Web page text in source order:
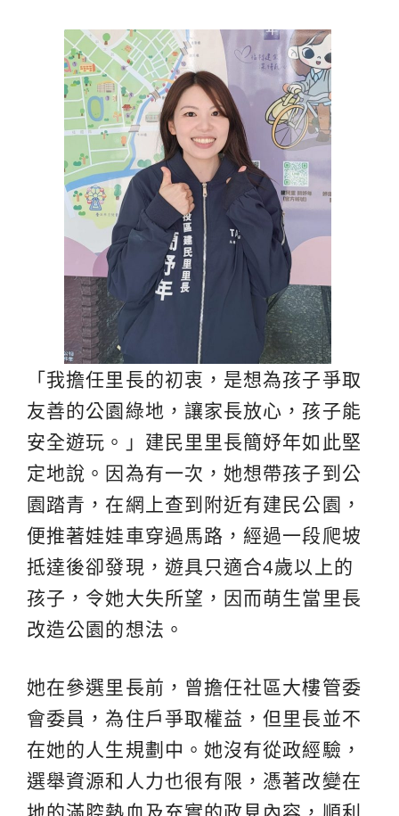
「我擔任里長的初衷，是想為孩子爭取
友善的公園綠地，讓家長放心，孩子能
安全遊玩。」建民里里長簡妤年如此堅
定地說。因為有一次，她想帶孩子到公
園踏青，在網上查到附近有建民公園，
便推著娃娃車穿過馬路，經過一段爬坡
抵達後卻發現，遊具只適合4歲以上的
孩子，令她大失所望，因而萌生當里長
改造公園的想法。
她在參選里長前，曾擔任社區大樓管委
會委員，為住戶爭取權益，但里長並不
在她的人生規劃中。她沒有從政經驗，
選舉資源和人力也很有限，憑著改變在
地的滿腔熱血及充實的政見內容，順利